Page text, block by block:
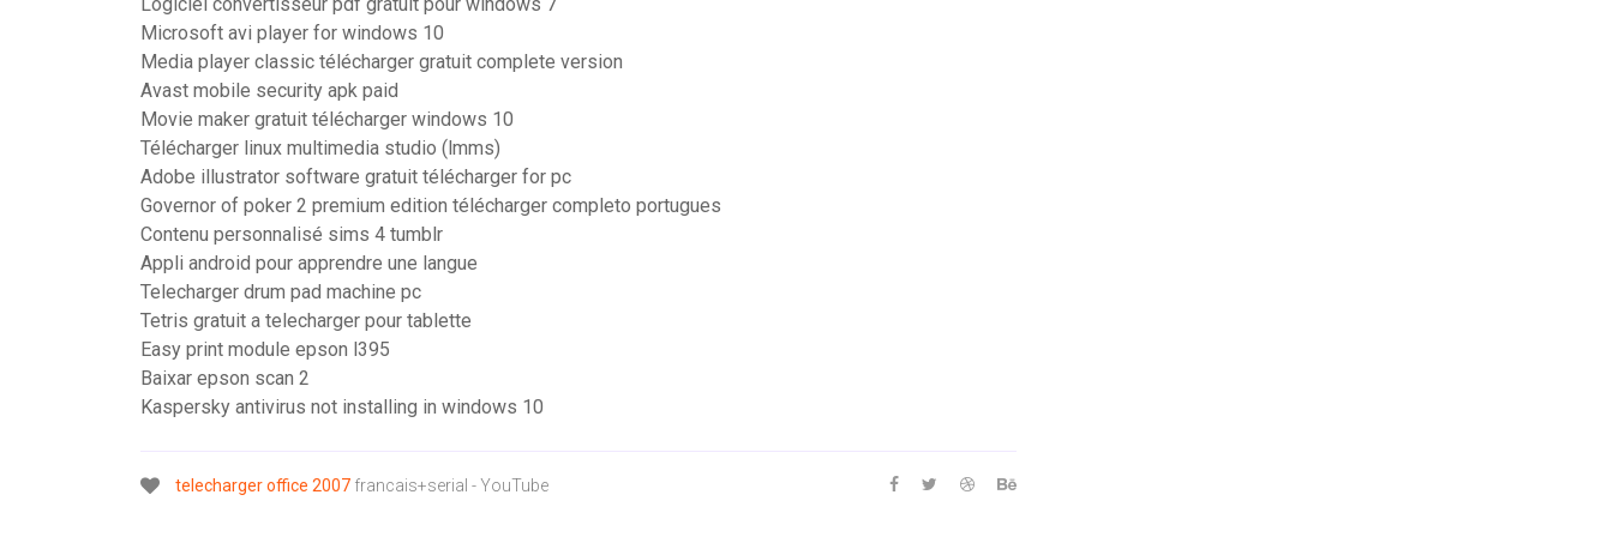
Microsoft avi player for windows 10
Media player classic télécharger gratuit complete version
Avast mobile security apk paid
Movie maker gratuit télécharger windows 10
Télécharger linux multimedia studio (lmms)
Adobe illustrator software gratuit télécharger for pc
Governor of poker 2 premium edition télécharger completo portugues
Contenu personnalisé sims 4 tumblr
Appli android pour apprendre une langue
Telecharger drum pad machine pc
Tetris gratuit a telecharger pour tablette
Easy print module epson l395
Baixar epson scan 2
Kaspersky antivirus not installing in windows 10
telechargeroffice 2007 francais+serial - YouTube